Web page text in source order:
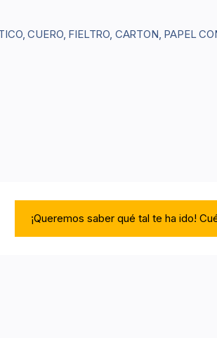
CUERO, FIELTRO, CARTON, PAPEL
¡Queremos saber qué tal te ha ido!